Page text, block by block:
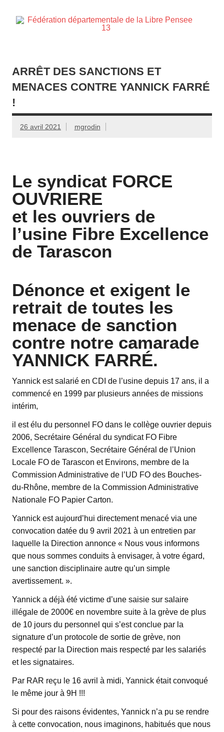
content
ARRÊT DES SANCTIONS ET
MENACES CONTRE YANNICK FARRÉ
!
26 avril 2021 mgrodin
Le syndicat FORCE
OUVRIERE
et les ouvriers de
l’usine Fibre Excellence
de Tarascon
Dénonce et exigent le
retrait de toutes les
menace de sanction
contre notre camarade
YANNICK FARRÉ.
Yannick est salarié en CDI de l’usine depuis 17 ans, il a
commencé en 1999 par plusieurs années de missions
intérim,
il est élu du personnel FO dans le collège ouvrier depuis
2006, Secrétaire Général du syndicat FO Fibre
Excellence Tarascon, Secrétaire Général de l’Union
Locale FO de Tarascon et Environs, membre de la
Commission Administrative de l’UD FO des Bouches-
du-Rhône, membre de la Commission Administrative
Nationale FO Papier Carton.
Yannick est aujourd’hui directement menacé via une
convocation datée du 9 avril 2021 à un entretien par
laquelle la Direction annonce « Nous vous informons
que nous sommes conduits à envisager, à votre égard,
une sanction disciplinaire autre qu’un simple
avertissement. ».
Yannick a déjà été victime d’une saisie sur salaire
illégale de 2000€ en novembre suite à la grève de plus
de 10 jours du personnel qui s’est conclue par la
signature d’un protocole de sortie de grève, non
respecté par la Direction mais respecté par les salariés
et les signataires.
Par RAR reçu le 16 avril à midi, Yannick était convoqué
le même jour à 9H !!!
Si pour des raisons évidentes, Yannick n’a pu se rendre
à cette convocation, nous imaginons, habitués que nous